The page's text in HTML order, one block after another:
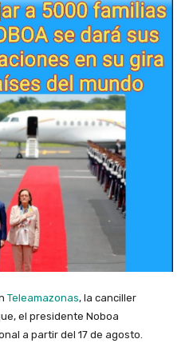
Teleamazonas, la canciller
el presidente Noboa
a partir del 17 de agosto.